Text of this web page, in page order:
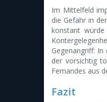
Im Mittelfeld
die Gefahr in
konstant
Gegenangriff:
der vorsichtig
Fernandes aus
Fazit